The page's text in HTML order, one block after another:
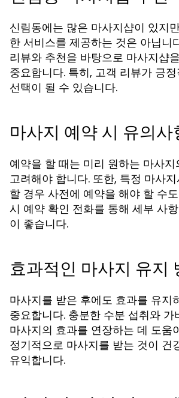
신림동에는 많은 마사지샵이 있지
한 서비스를 제공하는 것은 아닙니
리뷰와 추천을 바탕으로 마사지샵
중요합니다. 특히, 고객 리뷰가 긍
선택이 될 수 있습니다.
마사지 예약 시 유의사
예약을 할 때는 미리 원하는 마사
고려해야 합니다. 또한, 특정 마사
할 경우 사전에 예약을 해야 할 수
시 예약 확인 전화를 통해 세부 사
이 좋습니다.
효과적인 마사지 유지
마사지를 받은 후에도 효과를 유지
중요합니다. 충분한 수분 섭취와 가
마사지의 효과를 연장하는 데 도움
정기적으로 마사지를 받는 것이 건
유익합니다.